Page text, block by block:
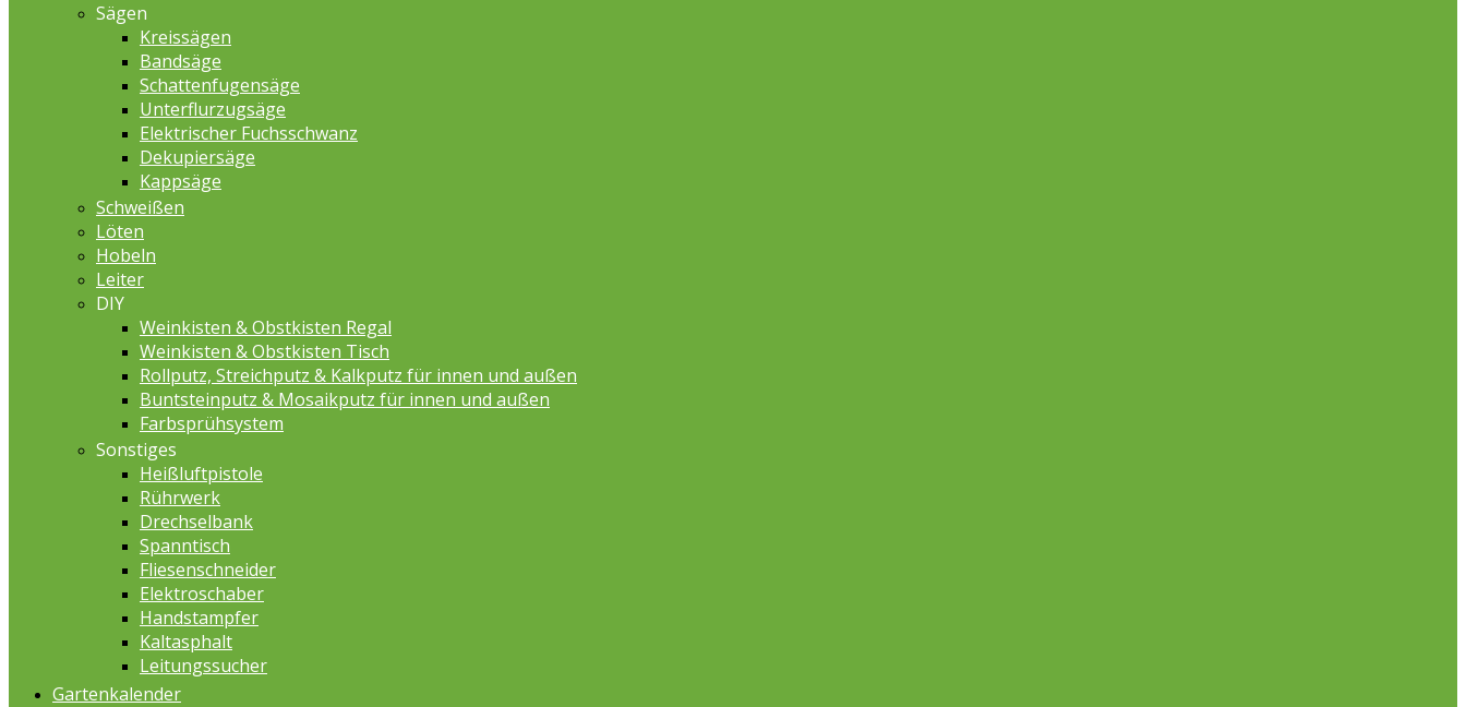
Sägen
Kreissägen
Bandsäge
Schattenfugensäge
Unterflurzugsäge
Elektrischer Fuchsschwanz
Dekupiersäge
Kappsäge
Schweißen
Löten
Hobeln
Leiter
DIY
Weinkisten & Obstkisten Regal
Weinkisten & Obstkisten Tisch
Rollputz, Streichputz & Kalkputz für innen und außen
Buntsteinputz & Mosaikputz für innen und außen
Farbsprühsystem
Sonstiges
Heißluftpistole
Rührwerk
Drechselbank
Spanntisch
Fliesenschneider
Elektroschaber
Handstampfer
Kaltasphalt
Leitungssucher
Gartenkalender